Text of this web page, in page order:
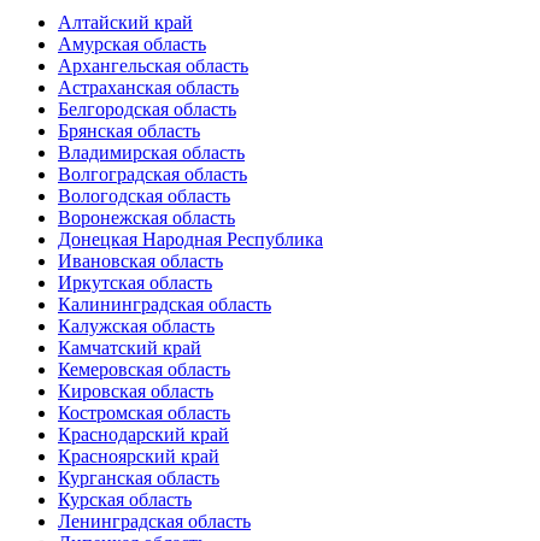
Алтайский край
Амурская область
Архангельская область
Астраханская область
Белгородская область
Брянская область
Владимирская область
Волгоградская область
Вологодская область
Воронежская область
Донецкая Народная Республика
Ивановская область
Иркутская область
Калининградская область
Калужская область
Камчатский край
Кемеровская область
Кировская область
Костромская область
Краснодарский край
Красноярский край
Курганская область
Курская область
Ленинградская область